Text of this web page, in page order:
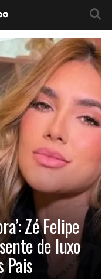
Zé Felipe
de luxo
Pais